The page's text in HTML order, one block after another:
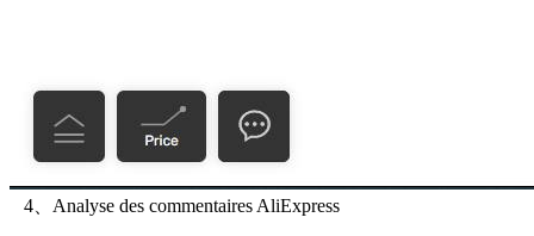
4、Analyse des commentaires AliExpress